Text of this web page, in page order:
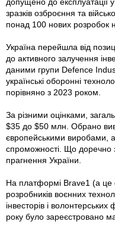
допущено до експлуатації
зразків озброєння та
понад 100 нових розробок
Україна перейшла від
до активного залучення
даними групи Defence
українські оборонні
порівняно з 2023 роком.
За різними оцінками,
$35 до $50 млн. Обрано
європейськими виробами,
спроможності. Що доречно
прагнення України.
На платформі Brave1 (а це
розробників воєнних
інвесторів і
року було зареєстровано